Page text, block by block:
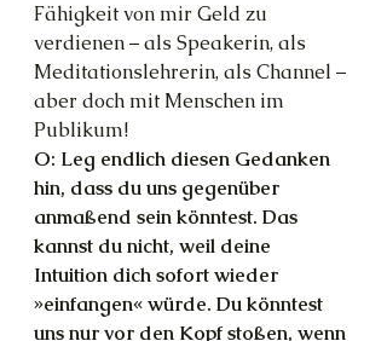
Fähigkeit von mir Geld zu
verdienen – als Speakerin, als
Meditationslehrerin, als Channel –
aber doch mit Menschen im
Publikum!
O: Leg endlich diesen Gedanken
hin, dass du uns gegenüber
anmaßend sein könntest. Das
kannst du nicht, weil deine
Intuition dich sofort wieder
»einfangen« würde. Du könntest
uns nur vor den Kopf stoßen, wenn